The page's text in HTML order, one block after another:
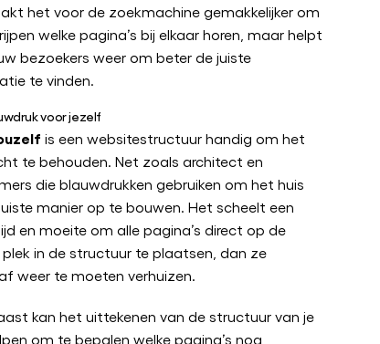
het voor de zoekmachine gemakkelijker om
welke pagina’s bij elkaar horen, maar helpt
bezoekers weer om beter de juiste
te vinden.
voor jezelf
is een websitestructuur handig om het
te behouden. Net zoals architect en
die blauwdrukken gebruiken om het huis
manier op te bouwen. Het scheelt een
en moeite om alle pagina’s direct op de
in de structuur te plaatsen, dan ze
weer te moeten verhuizen.
kan het uittekenen van de structuur van je
om te bepalen welke pagina’s nog